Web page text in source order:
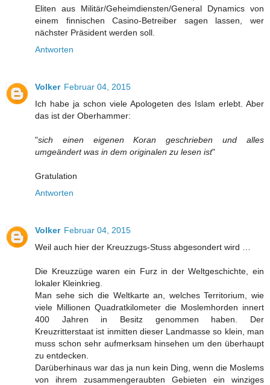
Eliten aus Militär/Geheimdiensten/General Dynamics von
einem finnischen Casino-Betreiber sagen lassen, wer
nächster Präsident werden soll.
Antworten
Volker Februar 04, 2015
Ich habe ja schon viele Apologeten des Islam erlebt. Aber
das ist der Oberhammer:
"sich einen eigenen Koran geschrieben und alles
umgeändert was in dem originalen zu lesen ist"
Gratulation
Antworten
Volker Februar 04, 2015
Weil auch hier der Kreuzzugs-Stuss abgesondert wird …
Die Kreuzzüge waren ein Furz in der Weltgeschichte, ein
lokaler Kleinkrieg.
Man sehe sich die Weltkarte an, welches Territorium, wie
viele Millionen Quadratkilometer die Moslemhorden innert
400 Jahren in Besitz genommen haben. Der
Kreuzritterstaat ist inmitten dieser Landmasse so klein, man
muss schon sehr aufmerksam hinsehen um den überhaupt
zu entdecken.
Darüberhinaus war das ja nun kein Ding, wenn die Moslems
von ihrem zusammengeraubten Gebieten ein winziges